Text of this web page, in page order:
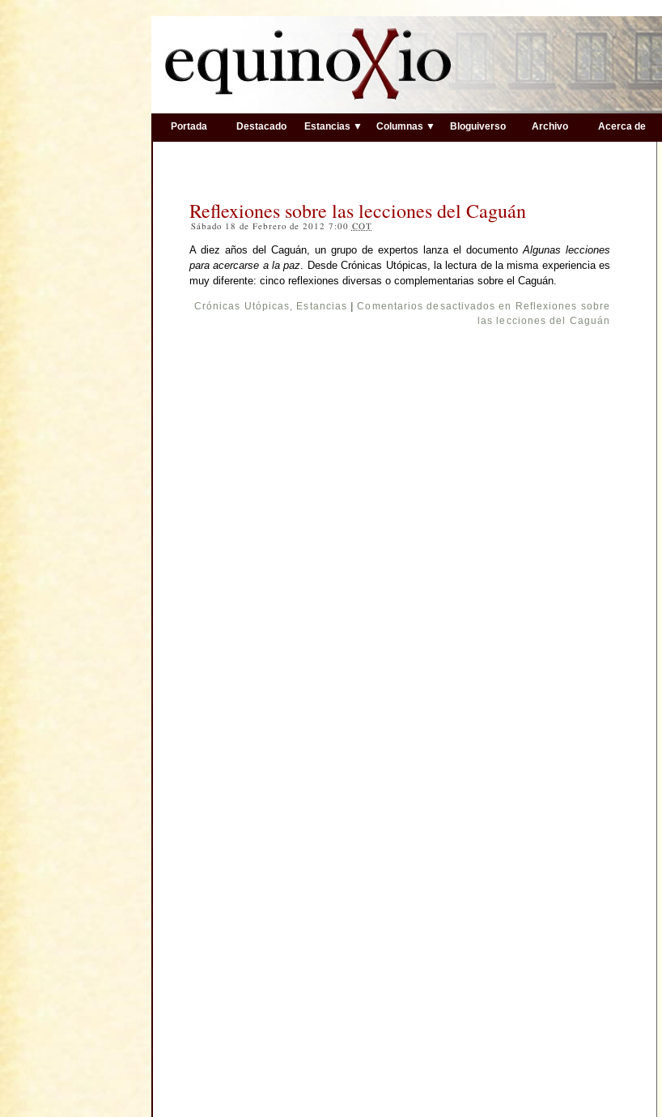
Portada Destacado Estancias ▼ Columnas ▼ Bloguiverso Archivo Acerca de
Reflexiones sobre las lecciones del Caguán
Sábado 18 de Febrero de 2012 7:00 COT
A diez años del Caguán, un grupo de expertos lanza el documentoAlgunas lecciones
para acercarse a la paz. Desde Crónicas Utópicas, la lectura de la misma experiencia es
muy diferente: cinco reflexiones diversas o complementarias sobre el Caguán.
Crónicas Utópicas, Estancias Comentarios desactivados en Reflexiones sobre
las lecciones del Caguán